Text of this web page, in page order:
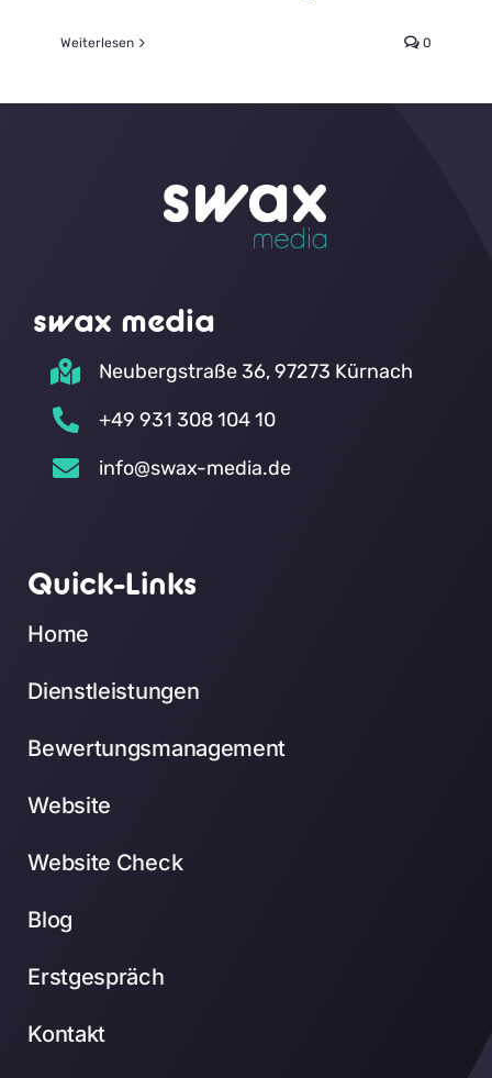
Weiterlesen 0
swax media
Neubergstraße 36, 97273 Kürnach
+49 931 308 104 10
info@swax-media.de
Quick-Links
Home
Dienstleistungen
Bewertungsmanagement
Website
Website Check
Blog
Erstgespräch
Kontakt